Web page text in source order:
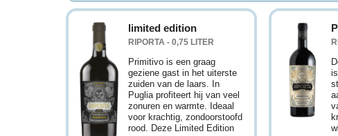
limited edition
RIPORTA - 0,75 LITER
Primitivo is een graag
geziene gast in het uiterste
zuiden van de laars. In
Puglia profiteert hij van veel
zonuren en warmte. Ideaal
voor krachtig, zondoorstoofd
rood. Deze Limited Edition